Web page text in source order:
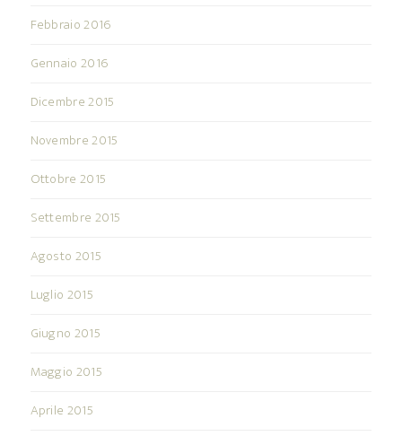
Febbraio 2016
Gennaio 2016
Dicembre 2015
Novembre 2015
Ottobre 2015
Settembre 2015
Agosto 2015
Luglio 2015
Giugno 2015
Maggio 2015
Aprile 2015